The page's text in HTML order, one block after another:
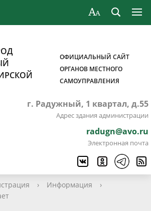
ОФИЦИАЛЬНЫЙ САЙТ
ОРГАНОВ МЕСТНОГО
САМОУПРАВЛЕНИЯ
г. Радужный, 1 квартал, д.55
Адрес здания администрации
radugn@avo.ru
Электронная почта
› Информация
›